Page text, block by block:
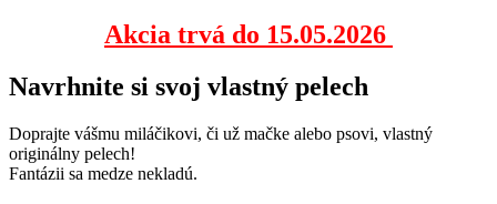
Akcia trvá do 15.05.2026
Navrhnite si svoj vlastný pelech
Doprajte vášmu miláčikovi, či už mačke alebo psovi, vlastný
originálny pelech!
Fantázii sa medze nekladú.